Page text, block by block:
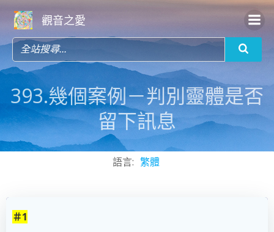
content
觀音之愛
393.幾個案例－判別靈體是否
留下訊息
語言: 繁體
＃1